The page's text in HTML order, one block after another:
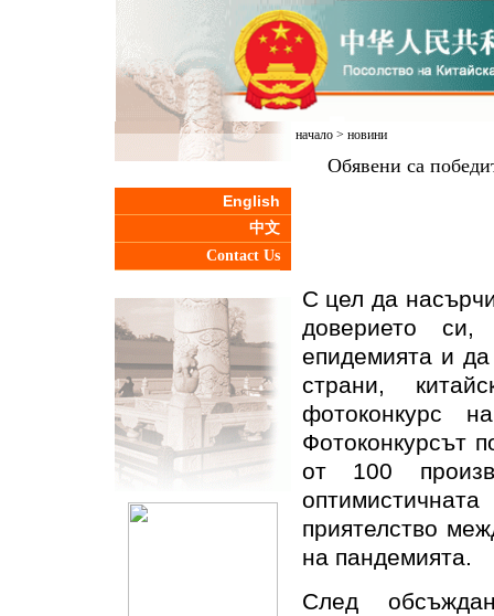
English
中文
Contact Us
начало> новини
Обявени са
С цел да
доверието
епидемията и
страни,
фотоконкурс
Фотоконкурсът
от 100
приятелство
на пандемията.
След